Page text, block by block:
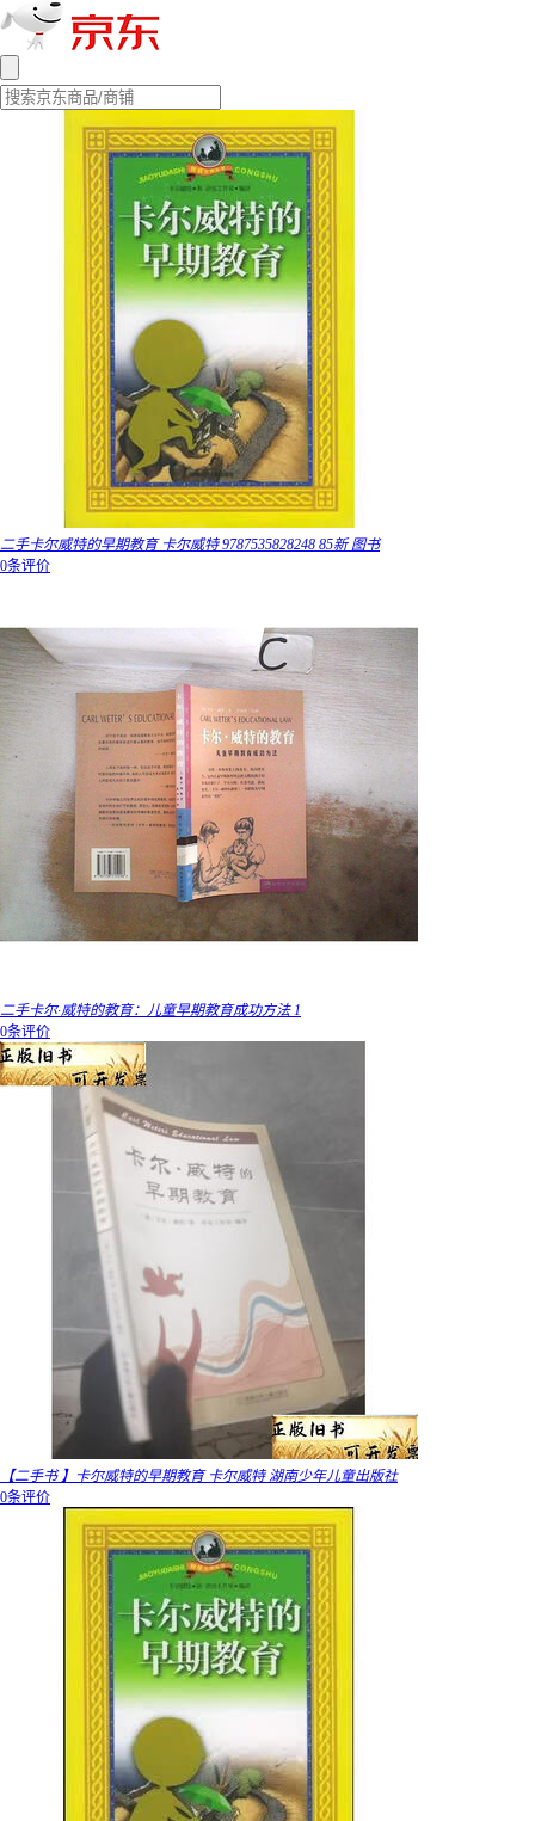
二手卡尔威特的早期教育 卡尔威特 9787535828248 85新 图书
0条评价
二手卡尔·威特的教育：儿童早期教育成功方法 1
0条评价
【二手书 】卡尔威特的早期教育 卡尔威特 湖南少年儿童出版社
0条评价